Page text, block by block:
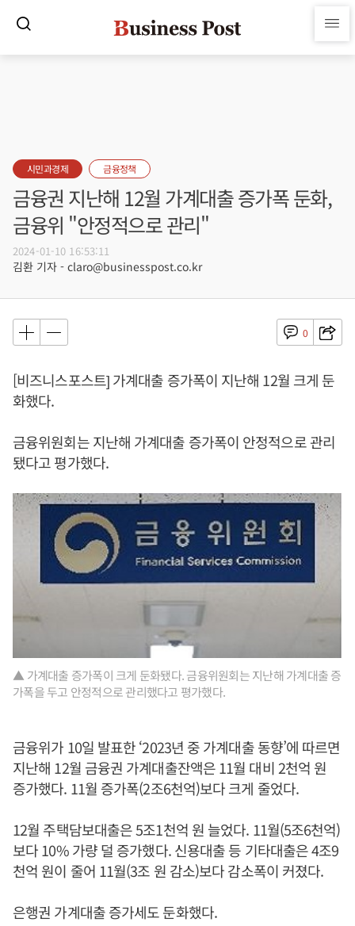
시민과경제 금융정책
금융권 지난해 12월 가계대출 증가폭 둔화,
금융위 "안정적으로 관리"
2024-01-10 16:53:11
김환 기자 - claro@businesspost.co.kr
0
[비즈니스포스트] 가계대출 증가폭이 지난해 12월 크게 둔
화했다.
금융위원회는 지난해 가계대출 증가폭이 안정적으로 관리
됐다고 평가했다.
▲ 가계대출 증가폭이 크게 둔화됐다. 금융위원회는 지난해 가계대출 증
가폭을 두고 안정적으로 관리했다고 평가했다.
금융위가 10일 발표한 ‘2023년 중 가계대출 동향’에 따르면
지난해 12월 금융권 가계대출잔액은 11월 대비 2천억 원
증가했다. 11월 증가폭(2조6천억)보다 크게 줄었다.
12월 주택담보대출은 5조1천억 원 늘었다. 11월(5조6천억)
보다 10% 가량 덜 증가했다. 신용대출 등 기타대출은 4조9
천억 원이 줄어 11월(3조 원 감소)보다 감소폭이 커졌다.
은행권 가계대출 증가세도 둔화했다.